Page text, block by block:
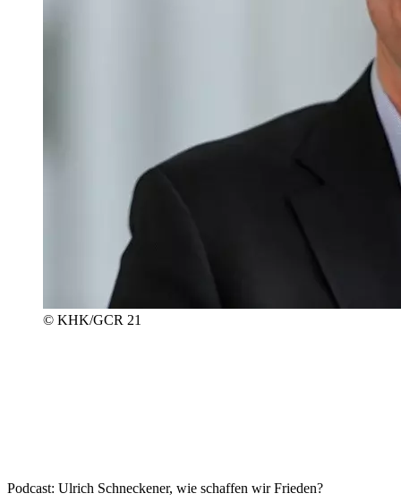
© KHK/GCR 21
Podcast: Ulrich Schneckener, wie schaffen wir Frieden?